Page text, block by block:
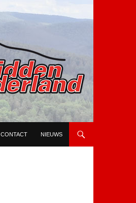
CONTACT NIEUWS